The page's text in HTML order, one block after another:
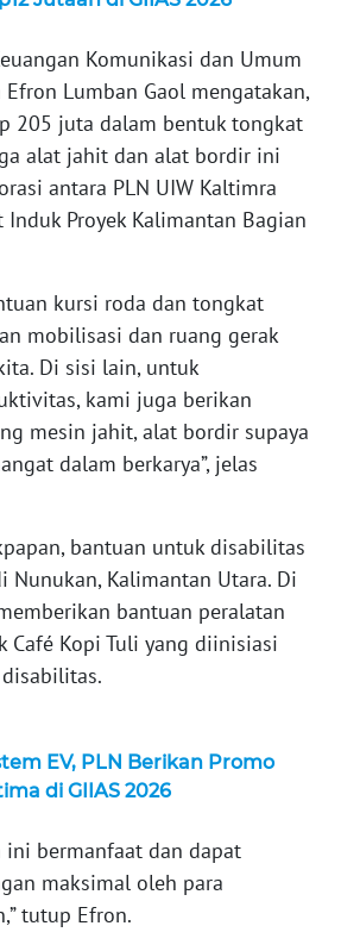
Komunikasi dan Umum
Efron Lumban Gaol mengatakan,
205 juta dalam bentuk tongkat
alat jahit dan alat bordir ini
antara PLN UIW Kaltimra
Induk Proyek Kalimantan Bagian
kursi roda dan tongkat
mobilisasi dan ruang gerak
Di sisi lain, untuk
kami juga berikan
mesin jahit, alat bordir supaya
dalam berkarya”, jelas
bantuan untuk disabilitas
Nunukan, Kalimantan Utara. Di
bantuan peralatan
Café Kopi Tuli yang diinisiasi
EV, PLN Berikan Promo
di GIIAS 2026
ini bermanfaat dan dapat
maksimal oleh para
tutup Efron.